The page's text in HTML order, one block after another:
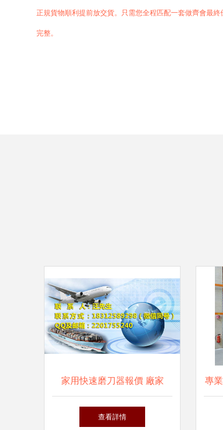
正規貨物順利提前放交貨。只需您全程匹配一套做齊會最
完整。
家用快速磨刀器報價 廠家
查看詳情
專